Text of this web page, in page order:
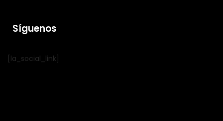
Síguenos
[la_social_link]